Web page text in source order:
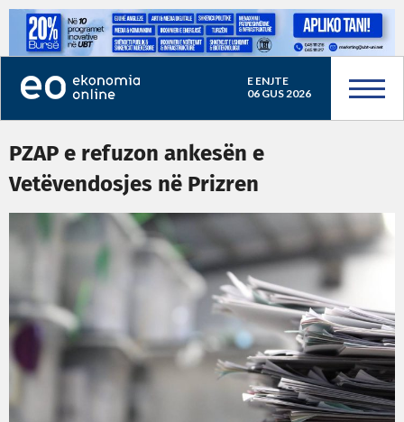
E ENJTE
06 GUS 2026
PZAP e refuzon ankesën e
Vetëvendosjes në Prizren